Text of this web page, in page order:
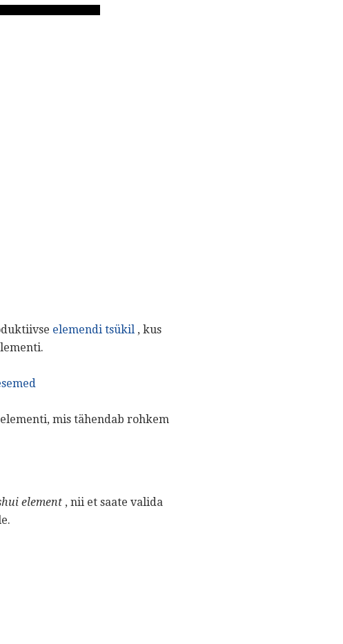
elemendi tsükil , kus
mis tähendab rohkem
element , nii et saate valida